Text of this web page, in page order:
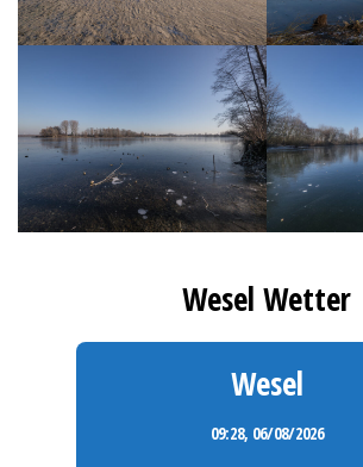
Wesel Wetter
Wesel
09:28, 06/08/2026